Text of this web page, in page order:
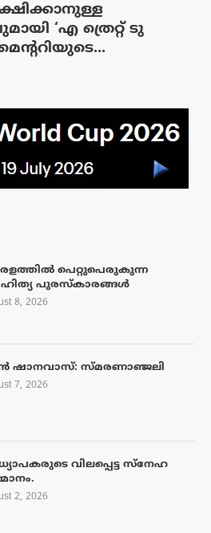
പെറ്റുപെരുകുന്ന
പുരസ്‌കാരങ്ങൾ
8, 2026
ഷാനവാസ്: സ്മരണാഞ്ജലി
7, 2026
വിലപ്പെട്ട സ്നേഹ
2, 2026
‘എ ത്രെറ്റ് ടു